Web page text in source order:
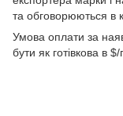
та обговорюються в
Умова оплати за
бути як готівкова в